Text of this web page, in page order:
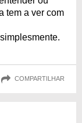
tem a ver com
COMPARTILHAR